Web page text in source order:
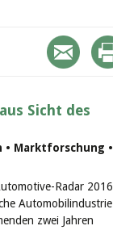
Sicht des
• Marktforschung •
Radar 2016
Automobilindustrie
zwei Jahren